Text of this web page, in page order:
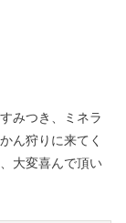
みつき、ミネラ
ん狩りに来てく
大変喜んで頂い